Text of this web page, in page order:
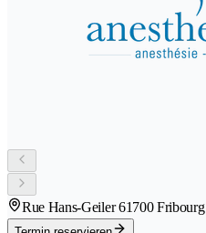
Rue Hans-Geiler 61700 Fribourg